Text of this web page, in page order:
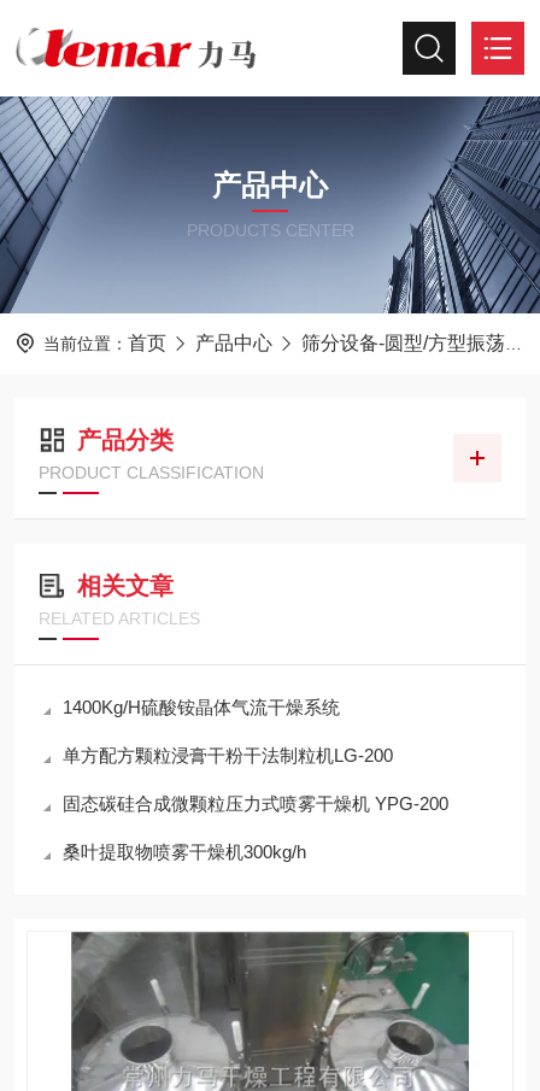
产品中心
PRODUCTS CENTER
当前位置： 首页 产品中心 筛分设备-圆型/方型振荡筛
产品分类
PRODUCT CLASSIFICATION
相关文章
RELATED ARTICLES
1400Kg/H硫酸铵晶体气流干燥系统
单方配方颗粒浸膏干粉干法制粒机LG-200
固态碳硅合成微颗粒压力式喷雾干燥机 YPG-200
桑叶提取物喷雾干燥机300kg/h